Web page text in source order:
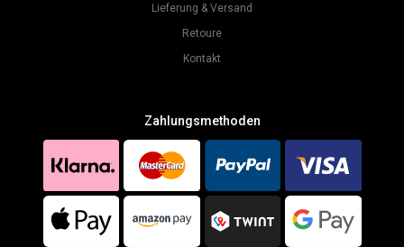
Lieferung & Versand
Retoure
Kontakt
Zahlungsmethoden